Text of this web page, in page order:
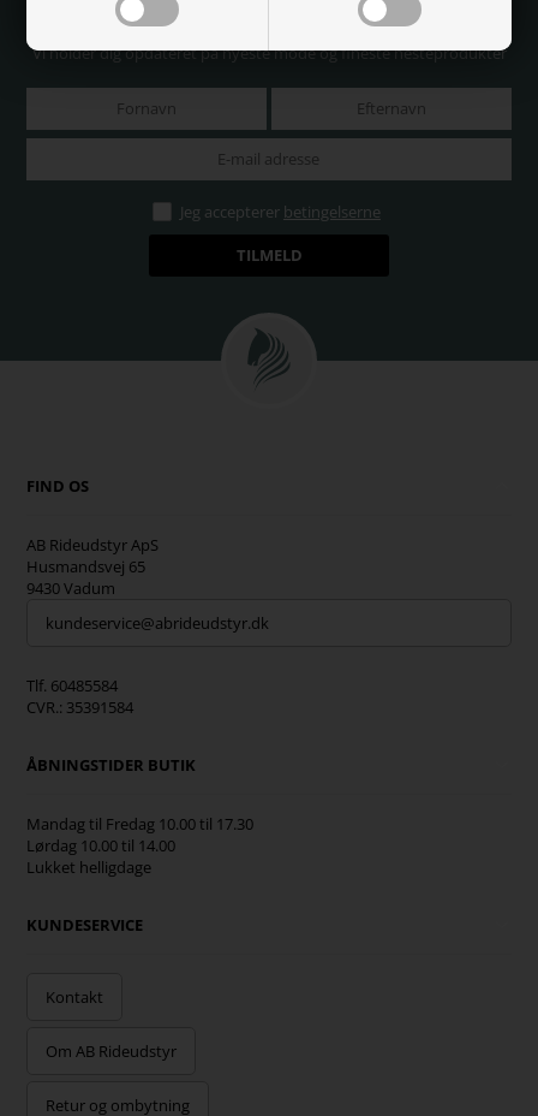
Vind gavekort på 1.000,- til AB Rideudstyr
Vi holder dig opdateret på nyeste mode og fineste hesteprodukter
Jeg accepterer betingelserne
FIND OS
AB Rideudstyr ApS
Husmandsvej 65
9430 Vadum
kundeservice@abrideudstyr.dk
Tlf. 60485584
CVR.: 35391584
ÅBNINGSTIDER BUTIK
Mandag til Fredag 10.00 til 17.30
Lørdag 10.00 til 14.00
Lukket helligdage
KUNDESERVICE
Kontakt
Om AB Rideudstyr
Retur og ombytning